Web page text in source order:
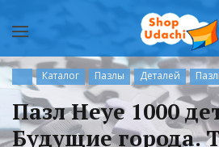
Каталог Пазлы Деталей
Пазл Heye 1000
Будущие города.